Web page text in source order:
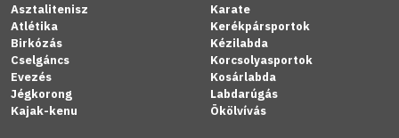
Asztalitenisz
Atlétika
Birkózás
Cselgáncs
Evezés
Jégkorong
Kajak-kenu
Karate
Kerékpársportok
Kézilabda
Korcsolyasportok
Kosárlabda
Labdarúgás
Ökölvívás